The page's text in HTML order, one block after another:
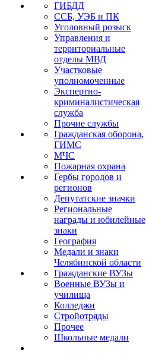
ГИБДД
ССБ, УЭБ и ПК
Уголовный розыск
Управления и
территориальные
отделы МВД
Участковые
уполномоченные
Экспертно-
криминалистическая
служба
Прочие службы
Гражданская оборона,
ГИМС
МЧС
Пожарная охрана
Гербы городов и
регионов
Депутатские значки
Региональные
награды и юбилейные
знаки
География
Медали и знаки
Челябинской области
Гражданские ВУЗы
Военные ВУЗы и
училища
Колледжи
Стройотряды
Прочее
Школьные медали